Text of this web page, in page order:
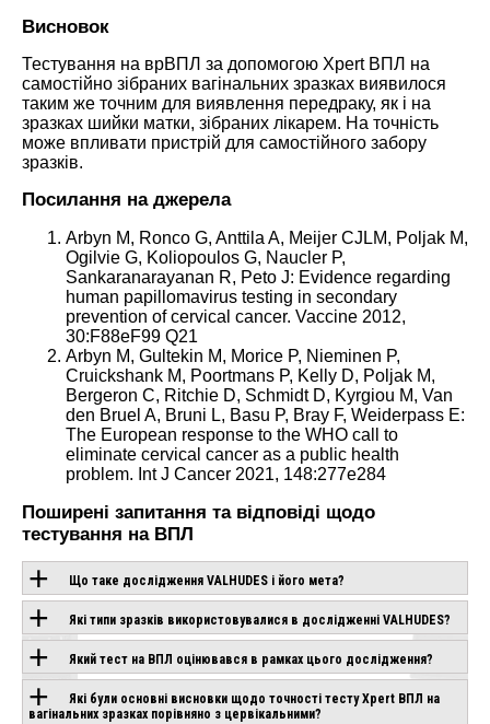
Висновок
Тестування на врВПЛ за допомогою Xpert ВПЛ на
самостійно зібраних вагінальних зразках виявилося
таким же точним для виявлення передраку, як і на
зразках шийки матки, зібраних лікарем. На точність
може впливати пристрій для самостійного забору
зразків.
Посилання на джерела
Arbyn M, Ronco G, Anttila A, Meijer CJLM, Poljak M,
Ogilvie G, Koliopoulos G, Naucler P,
Sankaranarayanan R, Peto J: Evidence regarding
human papillomavirus testing in secondary
prevention of cervical cancer. Vaccine 2012,
30:F88eF99 Q21
Arbyn M, Gultekin M, Morice P, Nieminen P,
Cruickshank M, Poortmans P, Kelly D, Poljak M,
Bergeron C, Ritchie D, Schmidt D, Kyrgiou M, Van
den Bruel A, Bruni L, Basu P, Bray F, Weiderpass E:
The European response to the WHO call to
eliminate cervical cancer as a public health
problem. Int J Cancer 2021, 148:277e284
Поширені запитання та відповіді щодо
тестування на ВПЛ
Що таке дослідження VALHUDES і його мета?
Які типи зразків використовувалися в дослідженні VALHUDES?
Який тест на ВПЛ оцінювався в рамках цього дослідження?
Які були основні висновки щодо точності тесту Xpert ВПЛ на
вагінальних зразках порівняно з цервікальними?